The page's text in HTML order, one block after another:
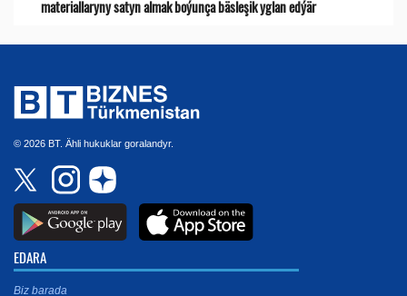
materiallaryny satyn almak boýunça bäsleşik yglan edýär
© 2026 BT. Ähli hukuklar goralandyr.
EDARA
Biz barada